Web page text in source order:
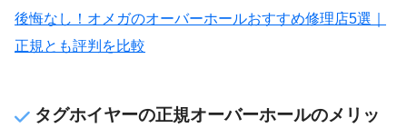
後悔なし！オメガのオーバーホールおすすめ修理店5選｜
正規とも評判を比較
タグホイヤーの正規オーバーホールのメリッ